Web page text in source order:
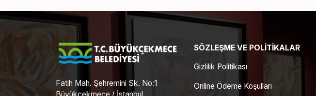
Fatih Mah. Şehremini Sk. No:1
SÖZLEŞME VE POLITIKALAR
Gizlilik Politikası
Online Ödeme Koşulları